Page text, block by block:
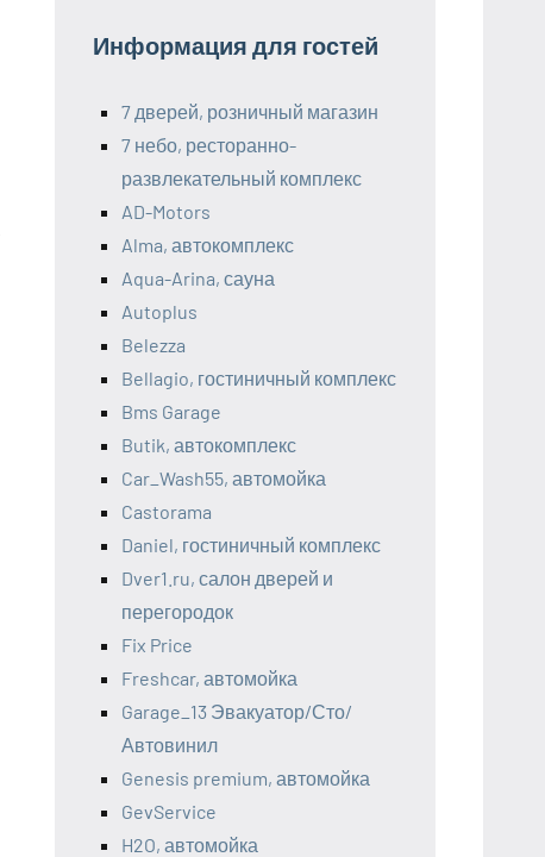
Информация для гостей
7 дверей, розничный магазин
7 небо, ресторанно-
развлекательный комплекс
AD-Motors
Alma, автокомплекс
Aqua-Arina, сауна
Autoplus
Belezza
Bellagio, гостиничный комплекс
Bms Garage
Butik, автокомплекс
Car_Wash55, автомойка
Castorama
Daniel, гостиничный комплекс
Dver1.ru, салон дверей и
перегородок
Fix Price
Freshcar, автомойка
Garage_13 Эвакуатор/Сто/
Автовинил
Genesis premium, автомойка
GevService
H2O, автомойка